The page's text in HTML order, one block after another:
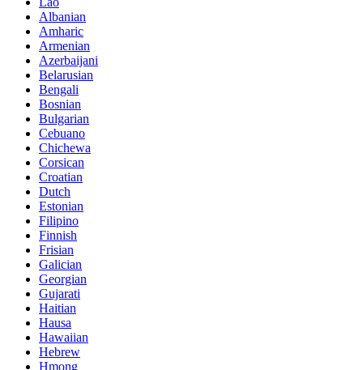
Albanian
Amharic
Armenian
Azerbaijani
Belarusian
Bengali
Bosnian
Bulgarian
Cebuano
Chichewa
Corsican
Croatian
Dutch
Estonian
Filipino
Finnish
Frisian
Galician
Georgian
Gujarati
Haitian
Hausa
Hawaiian
Hebrew
Hmong